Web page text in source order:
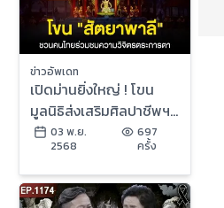
ข่าวอัพเดท
เปิดม่านยิ่งใหญ่ ! โขน
มูลนิธิส่งเสริมศิลปาชีพฯ
ตอน “สัตยาพาลี” สืบสาน
มรดกชาติ ชวนคนไทย
ร่วมชมความวิจิตรตระการ
ตา
03 พ.ย.
2568
697
ครั้ง